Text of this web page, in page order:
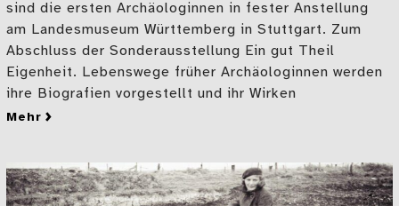
sind die ersten Archäologinnen in fester Anstellung
am Landesmuseum Württemberg in Stuttgart. Zum
Abschluss der Sonderausstellung Ein gut Theil
Eigenheit. Lebenswege früher Archäologinnen werden
ihre Biografien vorgestellt und ihr Wirken
mehr